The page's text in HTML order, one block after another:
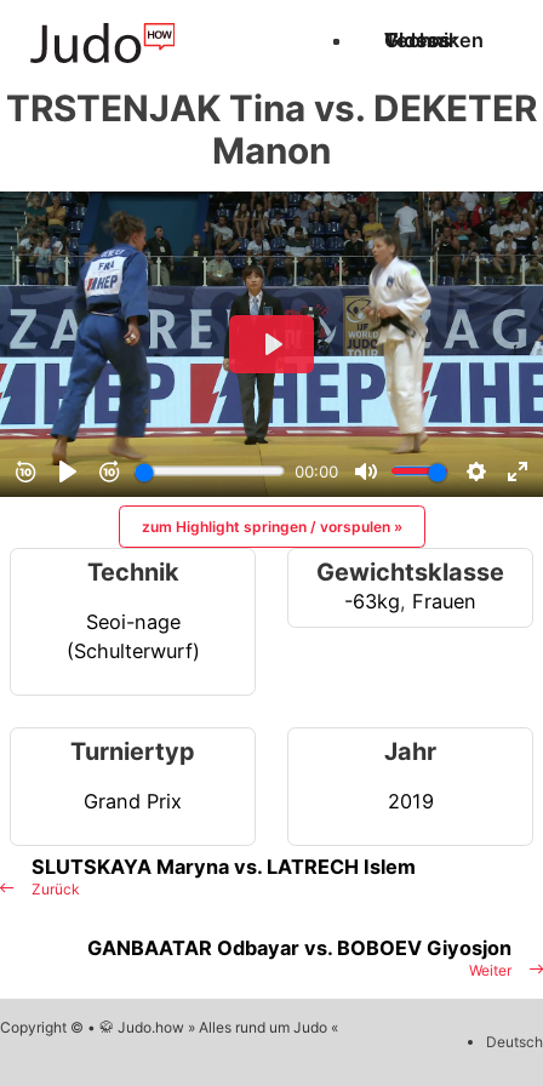
Techniken
Videos
Glossar
TRSTENJAK Tina vs. DEKETER
Manon
zum Highlight springen / vorspulen »
Technik
Seoi-nage
(Schulterwurf)
Gewichtsklasse
-63kg, Frauen
Turniertyp
Grand Prix
Jahr
2019
Zurück
SLUTSKAYA Maryna vs. LATRECH Islem
Weiter
GANBAATAR Odbayar vs. BOBOEV Giyosjon
Copyright © • 🥋 Judo.how » Alles rund um Judo «
Deutsch